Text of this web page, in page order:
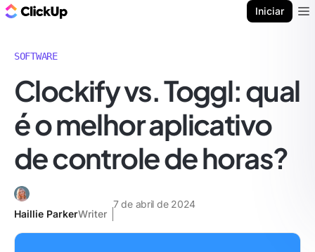
Iniciar
SOFTWARE
Clockify vs. Toggl: qual
é o melhor aplicativo
de controle de horas?
Haillie ParkerWriter
7 de abril de 2024